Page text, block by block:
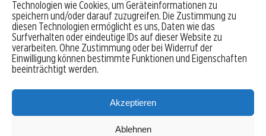
Technologien wie Cookies, um Geräteinformationen zu
speichern und/oder darauf zuzugreifen. Die Zustimmung zu
diesen Technologien ermöglicht es uns, Daten wie das
Surfverhalten oder eindeutige IDs auf dieser Website zu
verarbeiten. Ohne Zustimmung oder bei Widerruf der
Einwilligung können bestimmte Funktionen und Eigenschaften
beeinträchtigt werden.
Akzeptieren
Ablehnen
Robo-Advisor vergleichen
Depotvergleich
Festgeld vergleichen
Tagesgeld vergleichen